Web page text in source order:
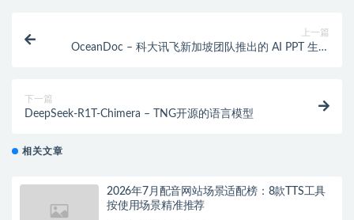
上一篇
OceanDoc – 科大讯飞新加坡团队推出的 AI PPT 生成
下一篇
DeepSeek-R1T-Chimera – TNG开源的语言模型
相关文章
2026年7月配音网站场景适配榜：8款TTS工具
按使用场景精准推荐